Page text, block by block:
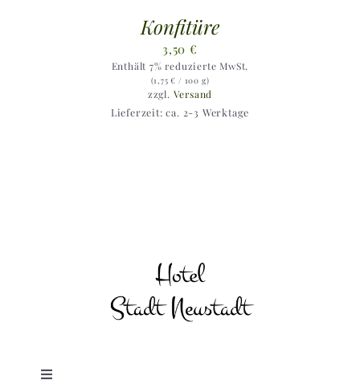
Konfitüre
3,50€
Enthält 7% reduzierte MwSt.
(1,75€ / 100 g)
zzgl. Versand
Lieferzeit: ca. 2-3 Werktage
Toggle